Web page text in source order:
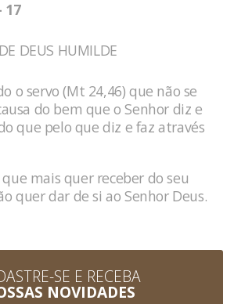
17
DEUS HUMILDE
o servo (Mt 24,46) que não se
do bem que o Senhor diz e
que pelo que diz e faz através
mais quer receber do seu
quer dar de si ao Senhor Deus.
SE E RECEBA
NOVIDADES